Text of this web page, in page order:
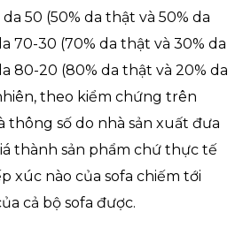
50 (50% da thật và 50% da
70-30 (70% da thật và 30% da
80-20 (80% da thật và 20% da
theo kiểm chứng trên
thông số do nhà sản xuất đưa
thành sản phẩm chứ thực tế
xúc nào của sofa chiếm tới
cả bộ sofa được.